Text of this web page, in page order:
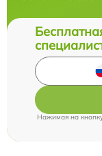
Нажимая на